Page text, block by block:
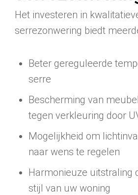
Het investeren in
serrezonwering biedt
Beter gereguleerde
serre
Bescherming van
tegen verkleuring door
Mogelijkheid om
naar wens te regelen
Harmonieuze uitstraling
stijl van uw woning